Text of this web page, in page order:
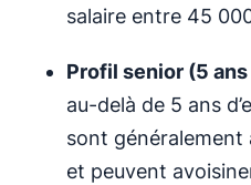
salaire entre 45
Profil senior (5
au-delà de 5 ans
sont généralement
et peuvent